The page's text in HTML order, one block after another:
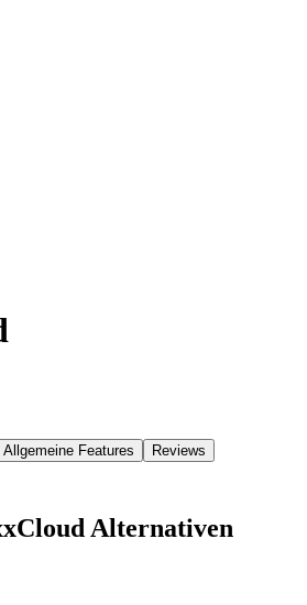
Allgemeine Features Reviews
Alternativen